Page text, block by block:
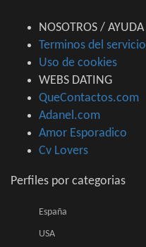
NOSOTROS / AYUDA
Terminos del servicio
Uso de cookies
WEBS DATING
QueContactos.com
Adanel.com
Amor Esporadico
Cv Lovers
Perfiles por categorias
España
USA